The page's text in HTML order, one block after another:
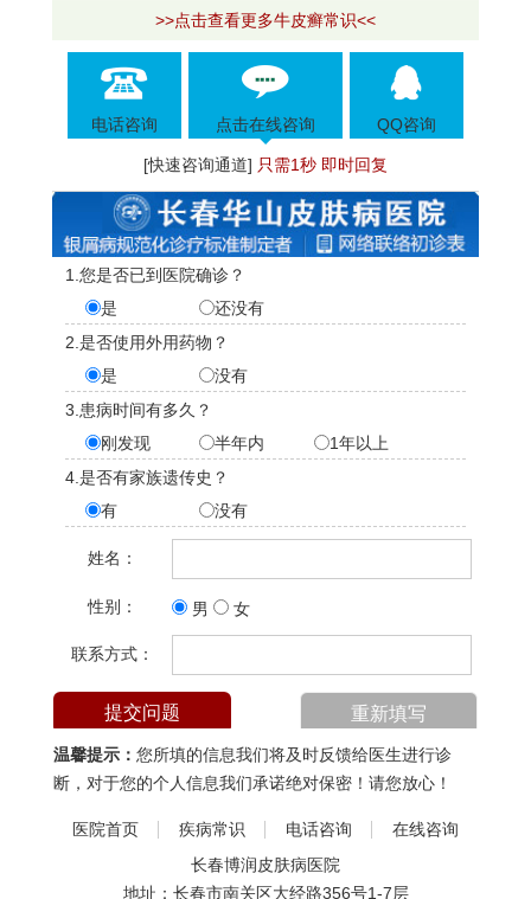
>>点击查看更多牛皮癣常识<<
电话咨询 点击在线咨询 QQ咨询
[快速咨询通道] 只需1秒 即时回复
1.您是否已到医院确诊？
是
还没有
2.是否使用外用药物？
是
没有
3.患病时间有多久？
刚发现
半年内
1年以上
4.是否有家族遗传史？
有
没有
姓名：
性别： 男 女
联系方式：
温馨提示： 您所填的信息我们将及时反馈给医生进行诊
断，对于您的个人信息我们承诺绝对保密！请您放心！
医院首页 疾病常识 电话咨询
在线咨询
长春博润皮肤病医院
地址：长春市南关区大经路356号1-7层